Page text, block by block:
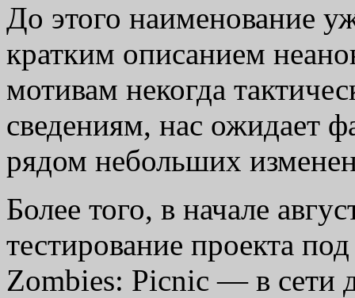
До этого наименование
кратким описанием
мотивам некогда
сведениям, нас ожидает
рядом небольших
Более того, в начале
тестирование проекта
Zombies: Picnic — в сети